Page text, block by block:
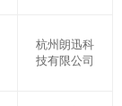
杭州朗迅科
技有限公司